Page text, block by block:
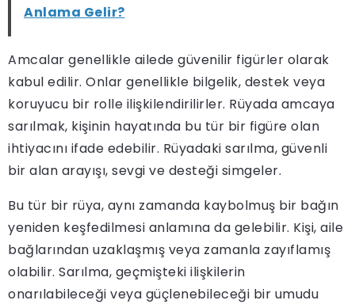
Anlama Gelir?
Amcalar genellikle ailede güvenilir figürler olarak
kabul edilir. Onlar genellikle bilgelik, destek veya
koruyucu bir rolle ilişkilendirilirler. Rüyada amcaya
sarılmak, kişinin hayatında bu tür bir figüre olan
ihtiyacını ifade edebilir. Rüyadaki sarılma, güvenli
bir alan arayışı, sevgi ve desteği simgeler.
Bu tür bir rüya, aynı zamanda kaybolmuş bir bağın
yeniden keşfedilmesi anlamına da gelebilir. Kişi, aile
bağlarından uzaklaşmış veya zamanla zayıflamış
olabilir. Sarılma, geçmişteki ilişkilerin
onarılabileceği veya güçlenebileceği bir umudu